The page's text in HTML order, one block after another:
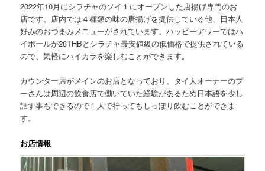
2022年10月にシラチャのソイ１にオープンした唐揚げ専門のお
店です。店内では４種類の味の唐揚げを提供している他、日本人
好みのおつまみメニューがされています。ハッピーアワーではハ
イボールが28THBとシラチャ最安値級の低価格で提供されている
ので、気軽にハイカラを楽しむことができます。
カウンター席がメインのお店となっており、タイ人オーナーのプ
ーさんは周辺の飲食店で働いていた経験があるため日本語を少し
話す事もできるので１人で行ってもしっぽり飲むことができま
す。
お店情報